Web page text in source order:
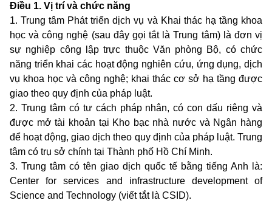
Điều 1. Vị trí và chức năng
1. Trung tâm Phát triển dịch vụ và Khai thác hạ tầng khoa
học và công nghệ (sau đây gọi tắt là Trung tâm) là đơn vị
sự nghiệp công lập trực thuộc Văn phòng Bộ, có chức
năng triển khai các hoạt động nghiên cứu, ứng dụng, dịch
vụ khoa học và công nghệ; khai thác cơ sở hạ tầng được
giao theo quy định của pháp luật.
2. Trung tâm có tư cách pháp nhân, có con dấu riêng và
được mở tài khoản tại Kho bạc nhà nước và Ngân hàng
để hoạt động, giao dịch theo quy định của pháp luật. Trung
tâm có trụ sở chính tại Thành phố Hồ Chí Minh.
3. Trung tâm có tên giao dịch quốc tế bằng tiếng Anh là:
Center for services and infrastructure development of
Science and Technology (viết tắt là CSID).